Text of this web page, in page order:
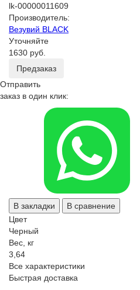
lk-00000011609
Производитель:
Везувий BLACK
Уточняйте
1630 руб.
Предзаказ
Отправить
заказ в один клик:
В закладки
В сравнение
Цвет
Черный
Вес, кг
3,64
Все характеристики
Быстрая доставка